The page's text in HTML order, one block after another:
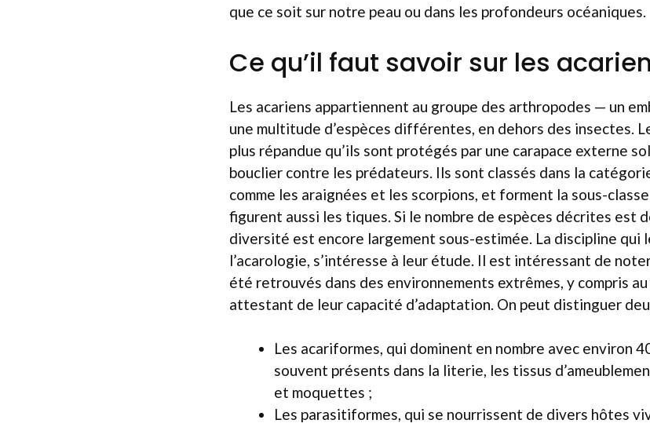
que ce soit sur notre peau ou dans les profondeurs océaniques.
Ce qu’il faut savoir sur les
Les acariens appartiennent au groupe des arthropodes — un
une multitude d’espèces différentes, en dehors des insectes.
plus répandue qu’ils sont protégés par une carapace externe
bouclier contre les prédateurs. Ils sont classés dans la
comme les araignées et les scorpions, et forment la sous-
figurent aussi les tiques. Si le nombre de espèces décrites est
diversité est encore largement sous-estimée. La discipline qui
l’acarologie, s’intéresse à leur étude. Il est intéressant de
été retrouvés dans des environnements extrêmes, y compris au
attestant de leur capacité d’adaptation. On peut distinguer
Les acariformes, qui dominent en nombre avec environ
souvent présents dans la literie, les tissus
et moquettes ;
Les parasitiformes, qui se nourrissent de divers hôtes